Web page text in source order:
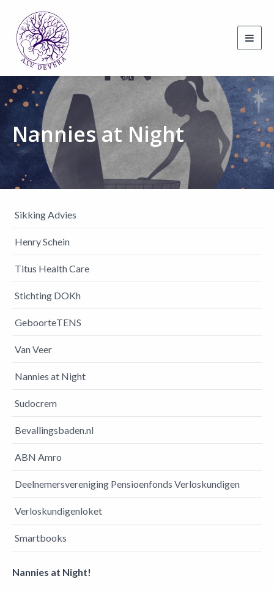
Nannies at Night
Sikking Advies
Henry Schein
Titus Health Care
Stichting DOKh
GeboorteTENS
Van Veer
Nannies at Night
Sudocrem
Bevallingsbaden.nl
ABN Amro
Deelnemersvereniging Pensioenfonds Verloskundigen
Verloskundigenloket
Smartbooks
Nannies at Night!